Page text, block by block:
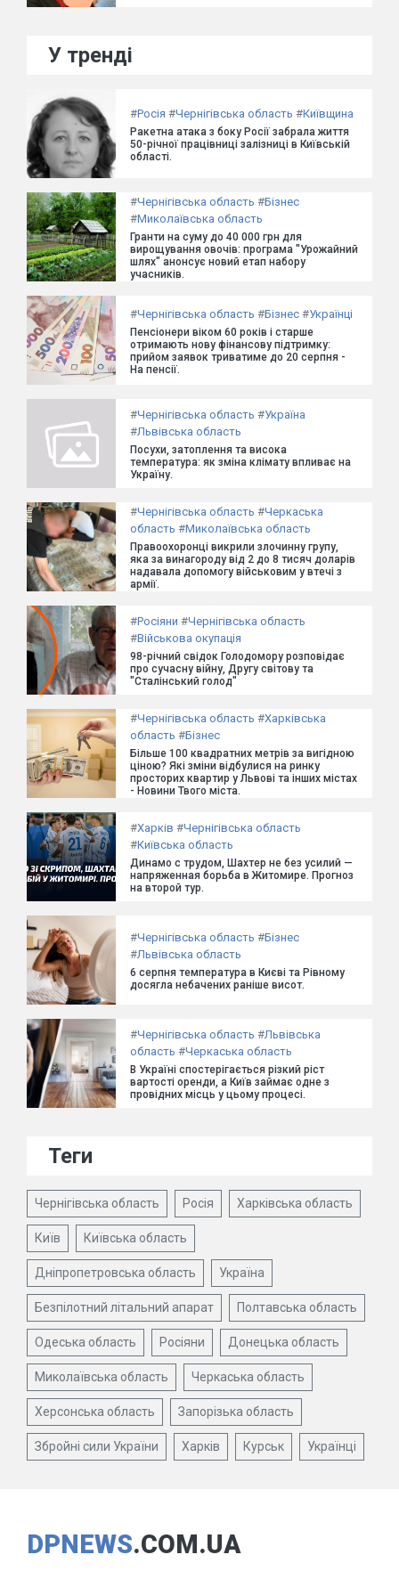
У тренді
#Росія #Чернігівська область #Київщина
Ракетна атака з боку Росії забрала життя
50-річної працівниці залізниці в Київській
області.
#Чернігівська область #Бізнес
#Миколаївська область
Гранти на суму до 40 000 грн для
вирощування овочів: програма "Урожайний
шлях" анонсує новий етап набору
учасників.
#Чернігівська область #Бізнес #Українці
Пенсіонери віком 60 років і старше
отримають нову фінансову підтримку:
прийом заявок триватиме до 20 серпня -
На пенсії.
#Чернігівська область #Україна
#Львівська область
Посухи, затоплення та висока
температура: як зміна клімату впливає на
Україну.
#Чернігівська область #Черкаська
область #Миколаївська область
Правоохоронці викрили злочинну групу,
яка за винагороду від 2 до 8 тисяч доларів
надавала допомогу військовим у втечі з
армії.
#Росіяни #Чернігівська область
#Військова окупація
98-річний свідок Голодомору розповідає
про сучасну війну, Другу світову та
"Сталінський голод"
#Чернігівська область #Харківська
область #Бізнес
Більше 100 квадратних метрів за вигідною
ціною? Які зміни відбулися на ринку
просторих квартир у Львові та інших містах
- Новини Твого міста.
#Харків #Чернігівська область
#Київська область
Динамо с трудом, Шахтер не без усилий —
напряженная борьба в Житомире. Прогноз
на второй тур.
#Чернігівська область #Бізнес
#Львівська область
6 серпня температура в Києві та Рівному
досягла небачених раніше висот.
#Чернігівська область #Львівська
область #Черкаська область
В Україні спостерігається різкий ріст
вартості оренди, а Київ займає одне з
провідних місць у цьому процесі.
Теги
Чернігівська область Росія Харківська область
Київ Київська область
Дніпропетровська область Україна
Безпілотний літальний апарат Полтавська область
Одеська область Росіяни Донецька область
Миколаївська область Черкаська область
Херсонська область Запорізька область
Збройні сили України Харків Курськ Українці
DPNEWS.COM.UA